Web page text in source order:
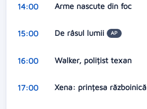
14:00 Arme nascute din foc
15:00 De râsul lumii AP
16:00 Walker, polițist texan
17:00 Xena: prințesa războinică